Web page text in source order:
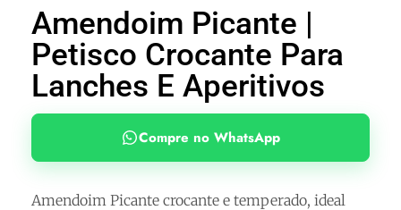
Amendoim Picante |
Petisco Crocante Para
Lanches E Aperitivos
Compre no WhatsApp
Amendoim Picante crocante e temperado, ideal